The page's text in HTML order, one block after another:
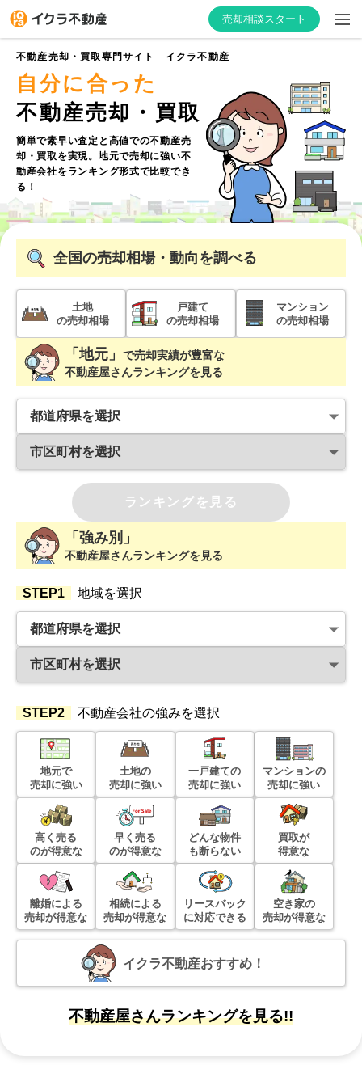
売却相談スタート
はじめての方へ
不動産会社を探す
物件の価格を知る
お家の売却を学ぶ
不動産会社向け情報
不動産売却・買取専門サイト イクラ不動産
自分に合った
不動産売却・買取
簡単で素早い査定と高値での不動産売
却・買取を実現。 地元で売却に強い不
動産会社をランキング形式で比較でき
る！
全国の売却相場・動向を調べる
土地
の売却相場
戸建て
の売却相場
マンション
の売却相場
「地元」 で売却実績が豊富な
不動産屋さんランキングを見る
ランキングを見る
「強み別」
不動産屋さんランキングを見る
STEP1 地域を選択
STEP2 不動産会社の強みを選択
地元で
売却に強い
土地の
売却に強い
一戸建ての
売却に強い
マンションの
売却に強い
高く売る
のが得意な
早く売る
のが得意な
どんな物件
も断らない
買取が
得意な
離婚による
売却が得意な
相続による
売却が得意な
リースバック
に対応できる
空き家の
売却が得意な
イクラ不動産おすすめ！
不動産屋さんランキングを見る!!